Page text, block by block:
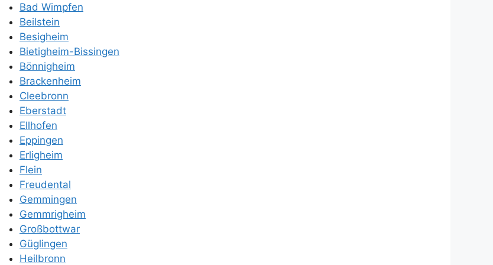
Bad Wimpfen
Beilstein
Besigheim
Bietigheim-Bissingen
Bönnigheim
Brackenheim
Cleebronn
Eberstadt
Ellhofen
Eppingen
Erligheim
Flein
Freudental
Gemmingen
Gemmrigheim
Großbottwar
Güglingen
Heilbronn